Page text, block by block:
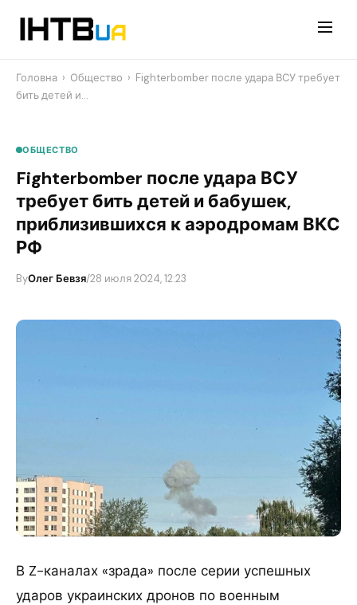
Головна › Общество › Fighterbomber после удара ВСУ требует
бить детей и…
ОБЩЕСТВО
Fighterbomber после удара ВСУ
требует бить детей и бабушек,
приблизившихся к аэродромам ВКС
РФ
ByОлег Бевзя/28 июля 2024, 12:23
​В Z-каналах «зрада» после серии успешных
ударов украинских дронов по военным